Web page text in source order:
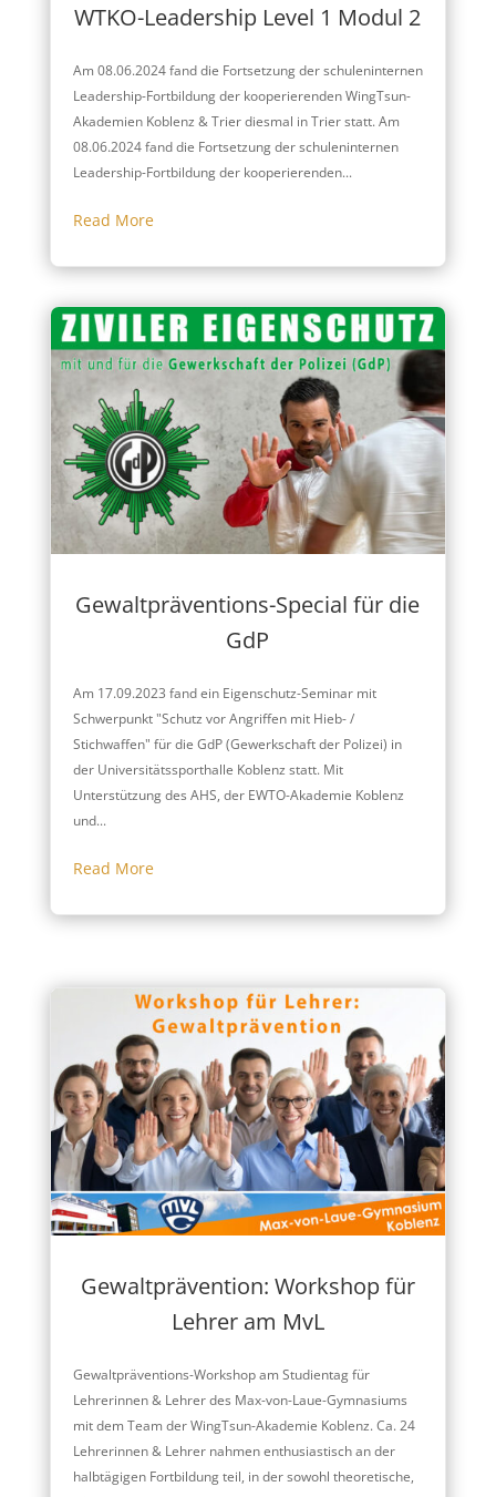
WTKO-Leadership Level 1 Modul 2
Am 08.06.2024 fand die Fortsetzung der schuleninternen
Leadership-Fortbildung der kooperierenden WingTsun-
Akademien Koblenz & Trier diesmal in Trier statt. Am
08.06.2024 fand die Fortsetzung der schuleninternen
Leadership-Fortbildung der kooperierenden...
Read More
Gewaltpräventions-Special für die
GdP
Am 17.09.2023 fand ein Eigenschutz-Seminar mit
Schwerpunkt "Schutz vor Angriffen mit Hieb- /
Stichwaffen" für die GdP (Gewerkschaft der Polizei) in
der Universitätssporthalle Koblenz statt. Mit
Unterstützung des AHS, der EWTO-Akademie Koblenz
und...
Read More
Gewaltprävention: Workshop für
Lehrer am MvL
Gewaltpräventions-Workshop am Studientag für
Lehrerinnen & Lehrer des Max-von-Laue-Gymnasiums
mit dem Team der WingTsun-Akademie Koblenz. Ca. 24
Lehrerinnen & Lehrer nahmen enthusiastisch an der
halbtägigen Fortbildung teil, in der sowohl theoretische,